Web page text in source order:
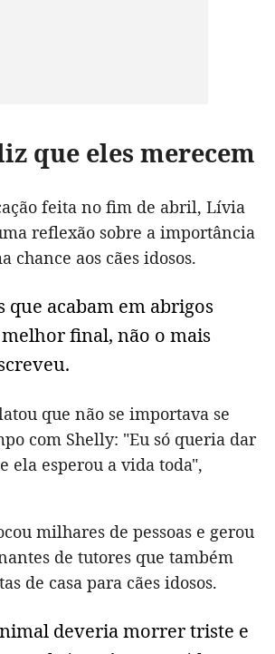
que eles merecem
feita no fim de abril, Lívia
reflexão sobre a importância
chance aos cães idosos.
que acabam em abrigos
final, não o mais
que não se importava se
com Shelly: "Eu só queria dar
ela esperou a vida toda",
milhares de pessoas e gerou
de tutores que também
de casa para cães idosos.
deveria morrer triste e